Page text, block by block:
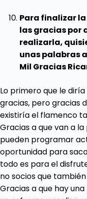
Para finalizar
las gracias por
realizarla,
unas palabras
Mil Gracias
Lo primero que le
gracias, pero gracias
existiría el flamenco
Gracias a que van a
pueden programar
oportunidad para
todo es para el
no socios que
Gracias a que hay